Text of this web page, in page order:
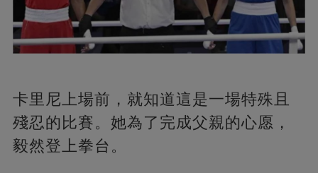
卡里尼上場前，就知道這是一場特殊且
殘忍的比賽。她為了完成父親的心愿，
毅然登上拳台。